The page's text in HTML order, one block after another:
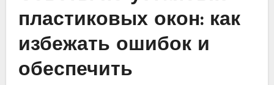
пластиковых окон: как
избежать ошибок и
обеспечить